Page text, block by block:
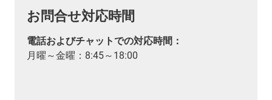
お問合せ対応時間
電話およびチャットでの対応時間：
月曜～金曜：8:45～18:00